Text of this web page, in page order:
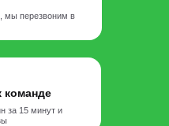
мы перезвоним в
команде
за 15 минут и